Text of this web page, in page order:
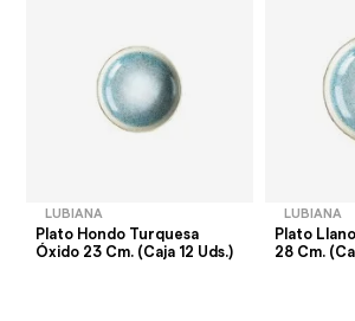
LUBIANA
Plato Hondo Turquesa
Óxido 23 Cm. (Caja 12 Uds.)
LUBIANA
Plato
28 Cm.